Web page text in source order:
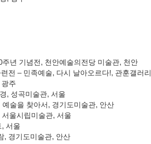
주년 기념전, 천안예술의전당 미술관, 천안
전 – 민족예술, 다시 날아오르다!, 관훈갤러리
광주
, 성곡미술관, 서울
예술을 찾아서, 경기도미술관, 안산
서울시립미술관, 서울
서울
, 경기도미술관, 안산